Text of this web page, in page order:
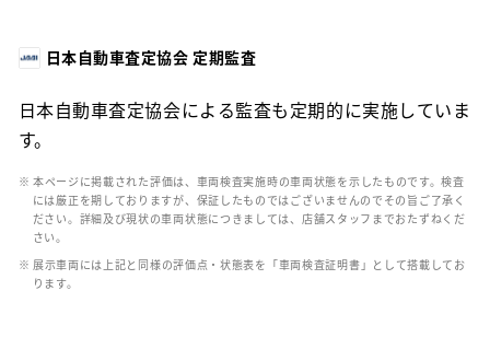
日本自動車査定協会 定期監査
日本自動車査定協会による監査も定期的に実施していま
す。
※ 本ページに掲載された評価は、車両検査実施時の車両状態を示したものです。検査
には厳正を期しておりますが、保証したものではございませんのでその旨ご了承く
ださい。詳細及び現状の車両状態につきましては、店舗スタッフまでおたずねくだ
さい。
※ 展示車両には上記と同様の評価点・状態表を「車両検査証明書」として搭載してお
ります。